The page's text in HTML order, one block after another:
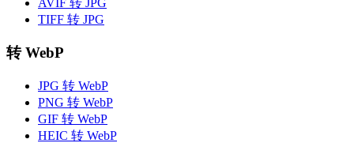
TIFF 转 JPG
转 WebP
JPG 转 WebP
PNG 转 WebP
GIF 转 WebP
HEIC 转 WebP